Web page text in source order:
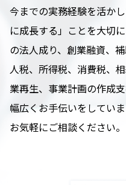
今までの実務経験を活か
に成長する」ことを大切
の法人成り、創業融資、
人税、所得税、消費税、
業再生、事業計画の作成
幅広くお手伝いをしていま
お気軽にご相談ください。